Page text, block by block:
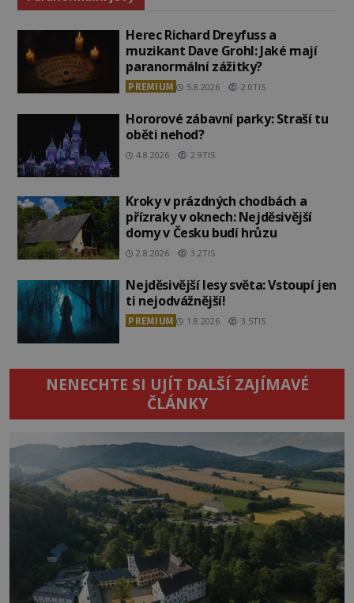
Herec Richard Dreyfuss a
muzikant Dave Grohl: Jaké mají
paranormální zážitky?
PREMIUM 5.8.2026 2.0TIS
Hororové zábavní parky: Straší tu
oběti nehod?
4.8.2026 2.9TIS
Kroky v prázdných chodbách a
přízraky v oknech: Nejděsivější
domy v Česku budí hrůzu
2.8.2026 3.2TIS
Nejděsivější lesy světa: Vstoupí jen
ti nejodvážnější!
PREMIUM 1.8.2026 3.5TIS
NENECHTE SI UJÍT DALŠÍ ZAJÍMAVÉ
ČLÁNKY